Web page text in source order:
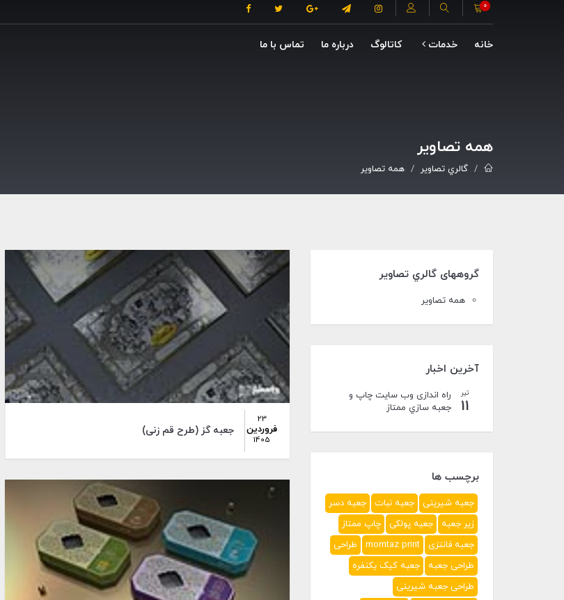
0
خانه خدمات کاتالوگ درباره ما تماس با ما
همه تصاویر
گالري تصاوير همه تصاویر
23
فروردین
1405
جعبه گز (طرح قم زنی)
گروههای گالري تصاوير
همه تصاویر
آخرین اخبار
تیر
11
راه اندازی وب سایت چاپ و
جعبه سازي ممتاز
برچسب ها
جعبه شیرینی جعبه نبات
جعبه دسر
زیر جعبه
جعبه پولکی
چاپ ممتاز
جعبه فانتزی
momtaz print
طراحی
طراحی جعبه
جعبه کیک یکنفره
طراحی جعبه شیرینی